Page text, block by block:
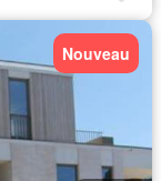
Nouveau